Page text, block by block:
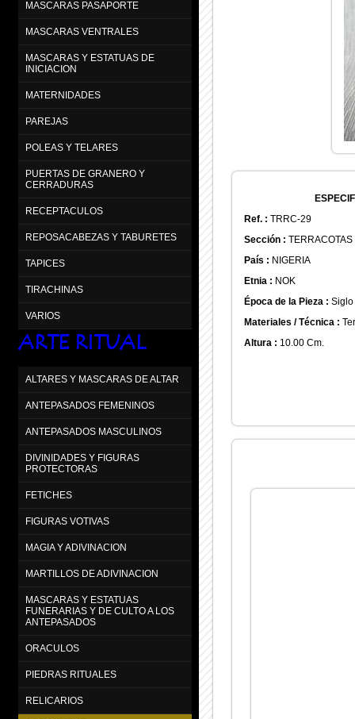
Ref. : TRRC-29
Sección : TERRACOTAS
País : NIGERIA
Etnia : NOK
Época de la Pieza : Siglo
Materiales / Técnica :
Altura : 10.00 Cm.
MASCARAS PASAPORTE
MASCARAS VENTRALES
MASCARAS Y ESTATUAS DE
INICIACION
MATERNIDADES
PAREJAS
POLEAS Y TELARES
PUERTAS DE GRANERO Y
CERRADURAS
RECEPTACULOS
REPOSACABEZAS Y TABURETES
TAPICES
TIRACHINAS
VARIOS
ARTE RITUAL
ALTARES Y MASCARAS DE ALTAR
ANTEPASADOS FEMENINOS
ANTEPASADOS MASCULINOS
DIVINIDADES Y FIGURAS
PROTECTORAS
FETICHES
FIGURAS VOTIVAS
MAGIA Y ADIVINACION
MARTILLOS DE ADIVINACION
MASCARAS Y ESTATUAS
FUNERARIAS Y DE CULTO A LOS
ANTEPASADOS
ORACULOS
PIEDRAS RITUALES
RELICARIOS